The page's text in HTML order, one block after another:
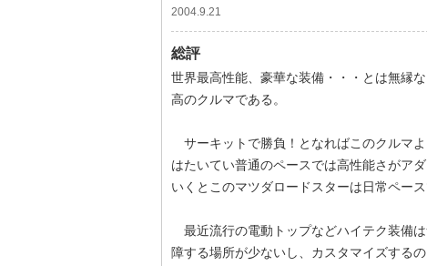
2004.9.21
総評
世界最高性能、豪華な装備・・・とは無縁
高のクルマである。
サーキットで勝負！となればこのクルマ
はたいてい普通のペースでは高性能さがア
いくとこのマツダロードスターは日常ペー
最近流行の電動トップなどハイテク装備
障する場所が少ないし、カスタマイズする